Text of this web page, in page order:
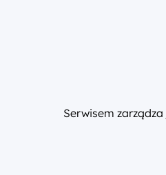
Serwisem zarządza